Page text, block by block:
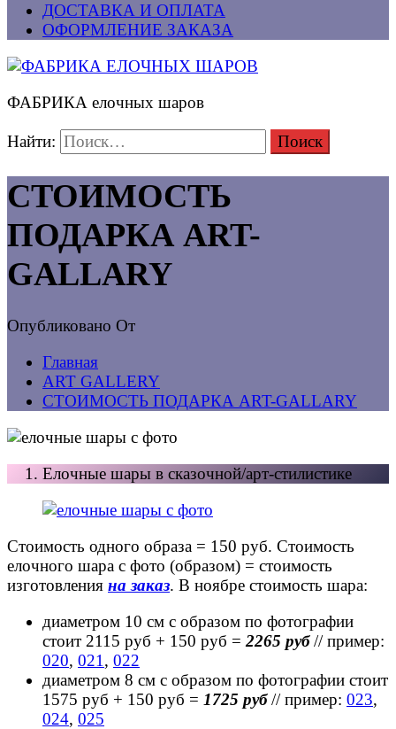
ДОСТАВКА И ОПЛАТА
ОФОРМЛЕНИЕ ЗАКАЗА
ФАБРИКА елочных шаров
Найти:
СТОИМОСТЬ
ПОДАРКА ART-
GALLARY
Опубликовано От
Главная
ART GALLERY
СТОИМОСТЬ ПОДАРКА ART-GALLARY
Елочные шары в сказочной/арт-стилистике
Стоимость одного образа = 150 руб. Стоимость
елочного шара с фото (образом) = стоимость
изготовления на заказ. В ноябре стоимость шара:
диаметром 10 см с образом по фотографии
стоит 2115 руб + 150 руб = 2265 руб// пример:
020, 021 , 022
диаметром 8 см с образом по фотографии стоит
1575 руб + 150 руб = 1725 руб// пример: 023,
024, 025